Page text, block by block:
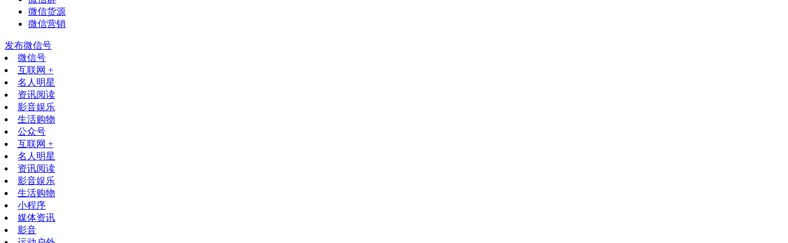
微信货源
微信营销
发布微信号
微信号
互联网 +
名人明星
资讯阅读
影音娱乐
生活购物
公众号
互联网 +
名人明星
资讯阅读
影音娱乐
生活购物
小程序
媒体资讯
影音